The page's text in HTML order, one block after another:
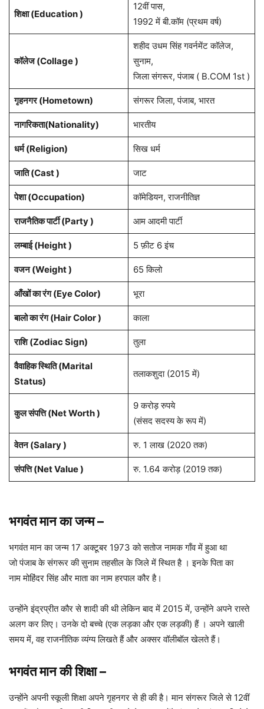
शिक्षा (Education )
12वीं पास,
1992 में बी.कॉम (प्रथम वर्ष)
कॉलेज (Collage )
शहीद उधम सिंह गवर्नमेंट कॉलेज,
सुनाम,
जिला संगरूर, पंजाब ( B.COM 1st )
गृहनगर (Hometown) संगरूर जिला, पंजाब, भारत
नागरिकता(Nationality) भारतीय
धर्म (Religion) सिख धर्म
जाति (Cast ) जाट
पेशा (Occupation) कॉमेडियन, राजनीतिज्ञ
राजनैतिक पार्टी (Party ) आम आदमी पार्टी
लम्बाई (Height ) 5 फ़ीट 6 इंच
वजन (Weight ) 65 किलो
आँखों का रंग (Eye Color) भूरा
बालो का रंग (Hair Color ) काला
राशि (Zodiac Sign) तुला
वैवाहिक स्थिति (Marital
Status)
तलाकशुदा (2015 में)
कुल संपत्ति (Net Worth )
9 करोड़ रुपये
(संसद सदस्य के रूप में)
वेतन (Salary ) रु. 1 लाख (2020 तक)
संपत्ति (Net Value ) रु. 1.64 करोड़ (2019 तक)
भगवंत मान का जन्म–
भगवंत मान का जन्म 17 अक्टूबर 1973 को सतोज नामक गाँव में हुआ था
जो पंजाब के संगरूर की सुनाम तहसील के जिले में स्थित है । इनके पिता का
नाम मोहिंदर सिंह और माता का नाम हरपाल कौर है।
उन्होंने इंद्रप्रीत कौर से शादी की थी लेकिन बाद में 2015 में, उन्होंने अपने रास्ते
अलग कर लिए। उनके दो बच्चे (एक लड़का और एक लड़की) हैं । अपने खाली
समय में, वह राजनीतिक व्यंग्य लिखते हैं और अक्सर वॉलीबॉल खेलते हैं।
भगवंत मानकी शिक्षा–
उन्होंने अपनी स्कूली शिक्षा अपने गृहनगर से ही की है। मान संगरूर जिले से 12वीं